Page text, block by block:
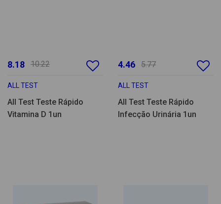
8.18 10.22
ALL TEST
All Test Teste Rápido
Vitamina D 1un
4.46 5.77
ALL TEST
All Test Teste Rápido
Infecção Urinária 1un